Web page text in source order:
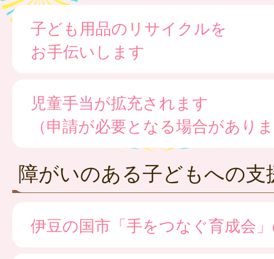
子ども用品のリサイクルを
お手伝いします
児童手当が拡充されます
（申請が必要となる場合があり
障がいのある子どもへの支
伊豆の国市「手をつなぐ育成会